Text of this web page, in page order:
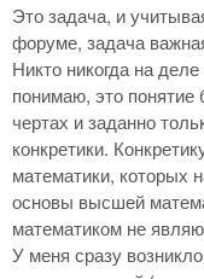
Это задача, и
форуме, задача
Никто никогда на
понимаю, это
чертах и заданно
конкретики.
математики, которых
основы высшей
математиком не
У меня сразу